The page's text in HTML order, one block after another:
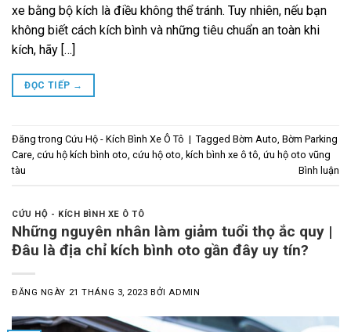
xe bằng bộ kích là điều không thể tránh. Tuy nhiên, nếu bạn
không biết cách kích bình và những tiêu chuẩn an toàn khi
kích, hãy […]
ĐỌC TIẾP →
Đăng trong Cứu Hộ - Kích Bình Xe Ô Tô | Tagged Bờm Auto Bờm Parking
Care cứu hộ kích bình oto cứu hộ oto kích bình xe ô tô ứu hộ oto vũng
tàu
Bình luận
CỨU HỘ - KÍCH BÌNH XE Ô TÔ
Những nguyên nhân làm giảm tuổi thọ ắc quy |
Đâu là địa chỉ kích bình oto gần đây uy tín?
ĐĂNG NGÀY 21 THÁNG 3, 2023 BỞIADMIN